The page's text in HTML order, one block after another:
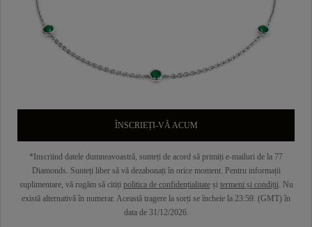
ÎNSCRIEȚI-VĂ ACUM
*Inscriind datele dumneavoastră, sunteți de acord să primiți e-mailuri de la 77
Diamonds. Sunteți liber să vă dezabonați în orice moment. Pentru informații
suplimentare, vă rugăm să citiți politica de confidențialitateși termeni și condiții. Nu
există alternativă în numerar. Această tragere la sorți se încheie la 23:59. (GMT) în
data de 31/12/2026.